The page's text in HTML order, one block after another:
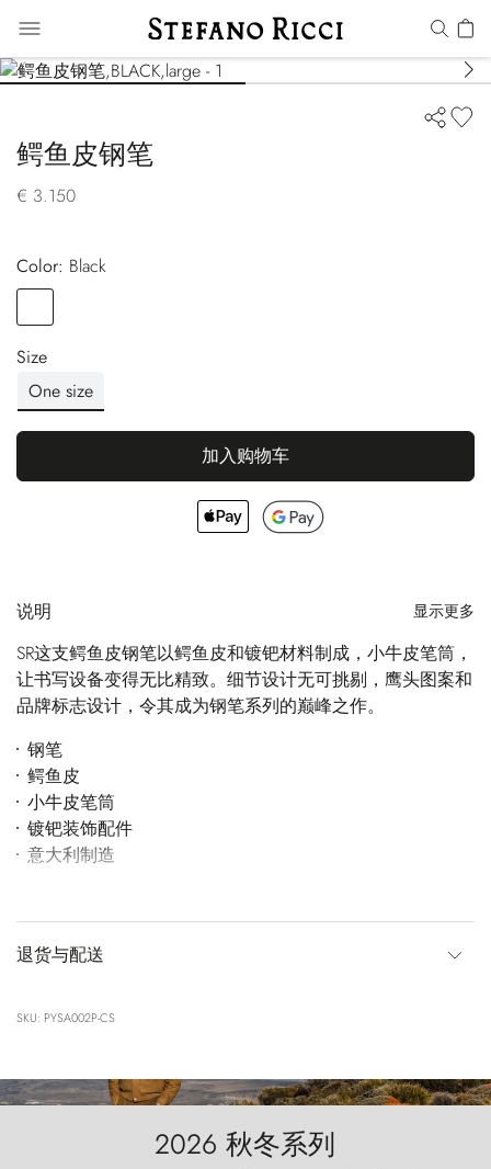
鳄鱼皮钢笔
€ 3.150
Color:
black
Size
One size
加入购物车
说明 显示更多
SR这支鳄鱼皮钢笔以鳄鱼皮和镀钯材料制成，小牛皮笔筒，
让书写设备变得无比精致。细节设计无可挑剔，鹰头图案和
品牌标志设计，令其成为钢笔系列的巅峰之作。
钢笔
鳄鱼皮
小牛皮笔筒
镀钯装饰配件
意大利制造
退货与配送
SKU: PYSA002P-CS
2026 秋冬系列